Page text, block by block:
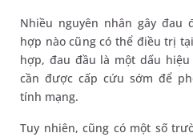
Nhiều nguyên nhân gây đau
hợp nào cũng có thể điều trị
hợp, đau đầu là một dấu
cần được cấp cứu sớm để
tính mạng.
Tuy nhiên, cũng có một số